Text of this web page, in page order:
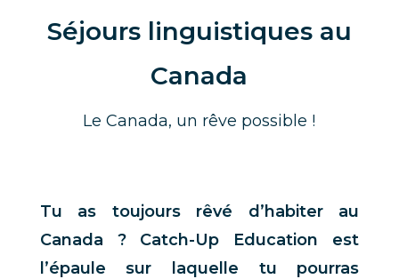
Séjours linguistiques au
Canada
Le Canada, un rêve possible !
Tu as toujours rêvé d’habiter au
Canada ? Catch-Up Education est
l’épaule sur laquelle tu pourras